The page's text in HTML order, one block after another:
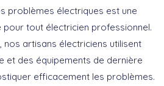
problèmes électriques est une
tout électricien professionnel.
nos artisans électriciens utilisent
et des équipements de dernière
efficacement les problèmes.